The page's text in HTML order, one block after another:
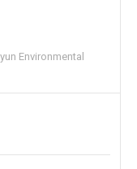
Environmental